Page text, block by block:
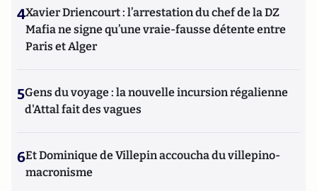
4Xavier Driencourt : l’arrestation du chef de la DZ
Mafia ne signe qu’une vraie-fausse détente entre
Paris et Alger
5Gens du voyage : la nouvelle incursion régalienne
d'Attal fait des vagues
6Et Dominique de Villepin accoucha du villepino-
macronisme